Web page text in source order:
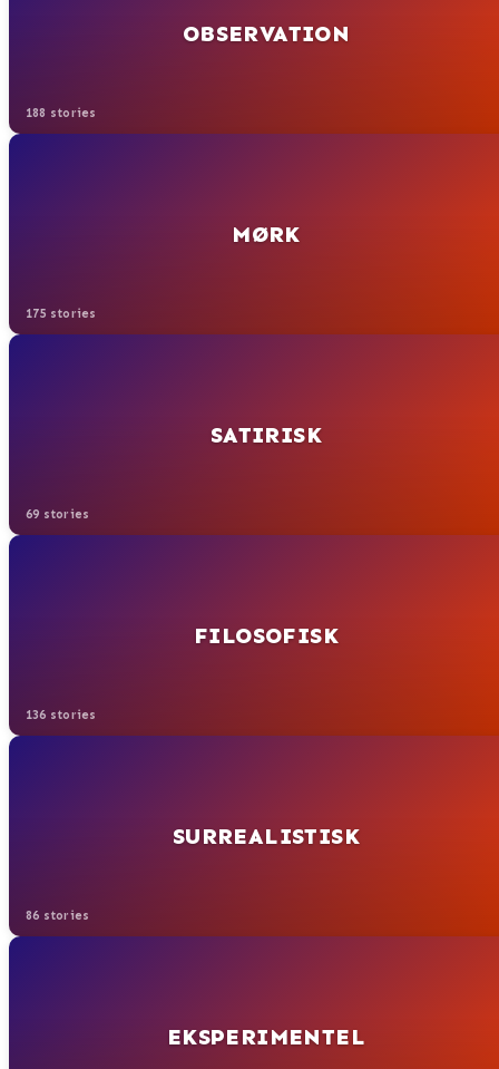
OBSERVATION
188 stories
MØRK
175 stories
SATIRISK
69 stories
FILOSOFISK
136 stories
SURREALISTISK
86 stories
EKSPERIMENTEL